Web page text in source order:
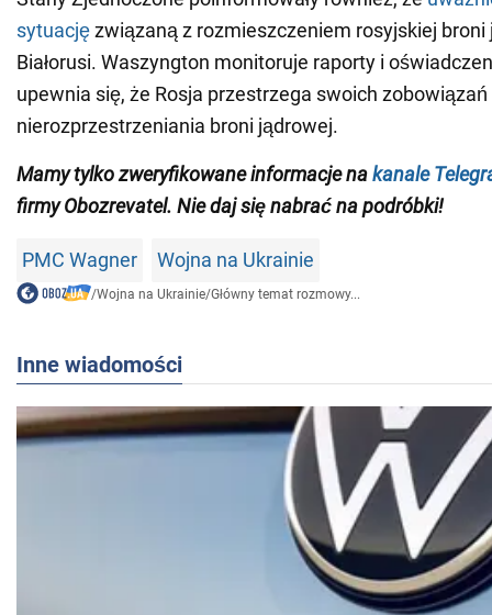
sytuacjęzwiązaną z rozmieszczeniem rosyjskiej broni
Białorusi. Waszyngton monitoruje raporty i
upewnia się, że Rosja przestrzega swoich
nierozprzestrzeniania broni jądrowej.
Mamy tylko zweryfikowane informacje nakanale
firmy Obozrevatel. Nie daj się nabrać na podróbki!
PMC Wagner Wojna na Ukrainie
/Wojna na Ukrainie/Główny temat rozmowy...
Inne wiadomości